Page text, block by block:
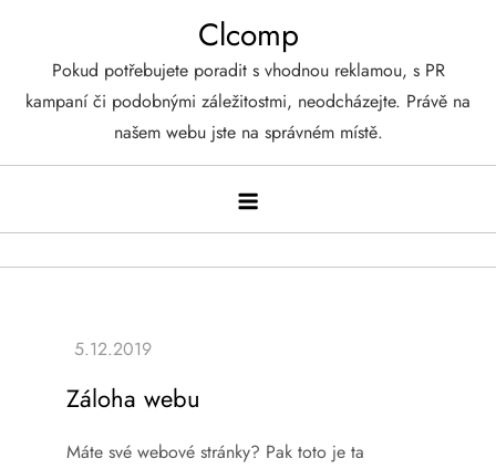
Clcomp
Pokud potřebujete poradit s vhodnou reklamou, s PR
kampaní či podobnými záležitostmi, neodcházejte. Právě na
našem webu jste na správném místě.
Záloha webu
Máte své webové stránky? Pak toto je ta